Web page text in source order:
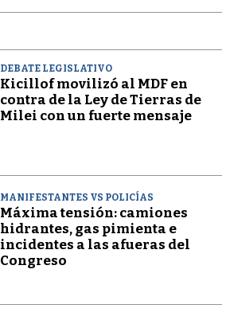
DEBATE LEGISLATIVO
Kicillof movilizó al MDF en
contra de la Ley de Tierras de
Milei con un fuerte mensaje
MANIFESTANTES VS POLICÍAS
Máxima tensión: camiones
hidrantes, gas pimienta e
incidentes a las afueras del
Congreso